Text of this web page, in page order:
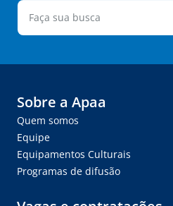
Sobre a Apaa
Quem somos
Equipe
Equipamentos Culturais
Programas de difusão